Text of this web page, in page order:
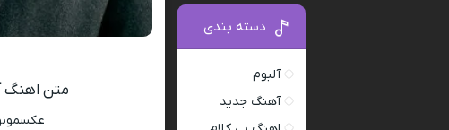
متن اهنگ
دسته بندی
آلبوم
آهنگ جدید